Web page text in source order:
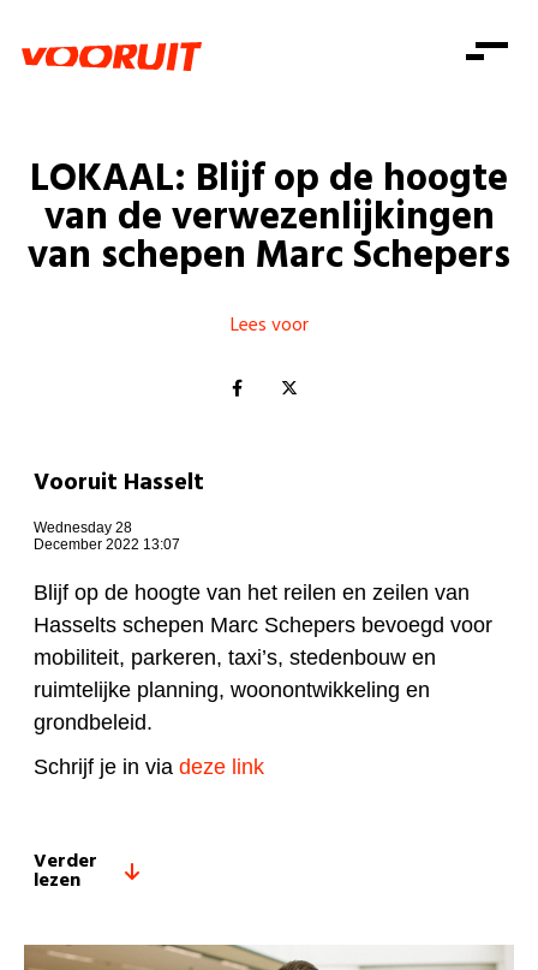
Zorg
Gelijke kansen
Consumentenbescherming
Pensioenen
Onze mensen
Standpunten
Doe mee
Doe mee
Word lid
Mis niets
Shop
Doe mee
LOKAAL: Blijf op de hoogte
van de verwezenlijkingen
van schepen Marc Schepers
Lees voor
Vooruit Hasselt
Wednesday 28
December 2022 13:07
Blijf op de hoogte van het reilen en zeilen van
Hasselts schepen Marc Schepers bevoegd voor
mobiliteit, parkeren, taxi’s, stedenbouw en
ruimtelijke planning, woonontwikkeling en
grondbeleid.
Schrijf je in via deze link
Verder
lezen